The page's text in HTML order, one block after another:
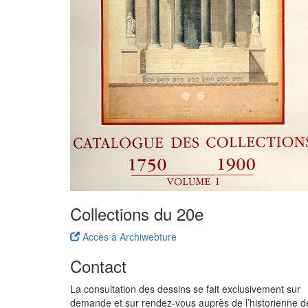
Collections du 20e
Accès à Archiwebture
Contact
La consultation des dessins se fait exclusivement sur
demande et sur rendez-vous auprès de l’historienne